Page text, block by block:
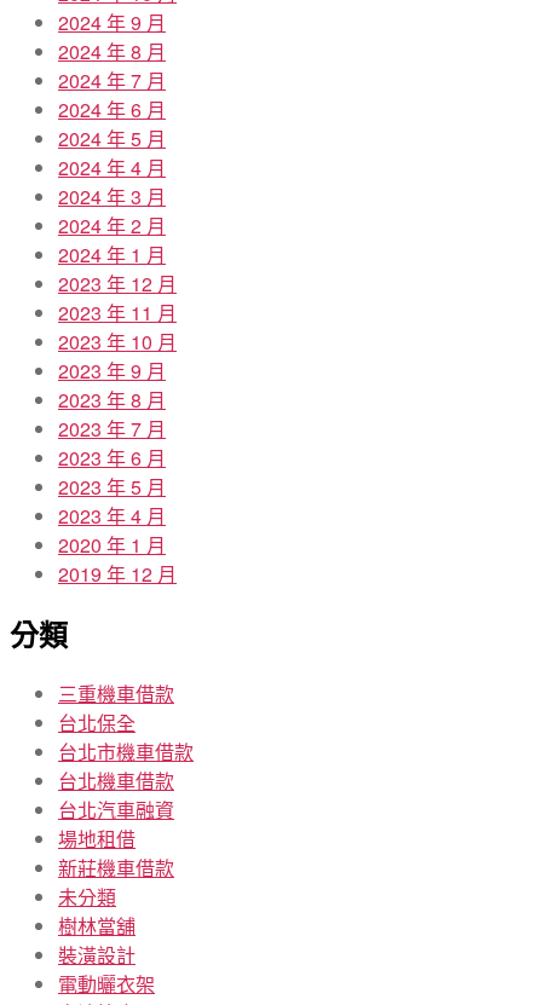
2024 年 9 月
2024 年 8 月
2024 年 7 月
2024 年 6 月
2024 年 5 月
2024 年 4 月
2024 年 3 月
2024 年 2 月
2024 年 1 月
2023 年 12 月
2023 年 11 月
2023 年 10 月
2023 年 9 月
2023 年 8 月
2023 年 7 月
2023 年 6 月
2023 年 5 月
2023 年 4 月
2020 年 1 月
2019 年 12 月
分類
三重機車借款
台北保全
台北市機車借款
台北機車借款
台北汽車融資
場地租借
新莊機車借款
未分類
樹林當舖
裝潢設計
電動曬衣架